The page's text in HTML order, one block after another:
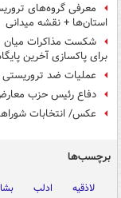
معرفی گروه‌های
استان‌ها + نقشه میدانی
شکست مذاکرات میان
برای پاکسازی آخرین
عملیات ضد
دفاع رئیس حزب
عکس/ انتخابات
برچسب‌ها
لاذقیه ادلب